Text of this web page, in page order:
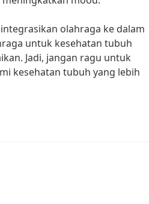
olahraga ke dalam
untuk kesehatan tubuh
Jadi, jangan ragu untuk
kesehatan tubuh yang lebih